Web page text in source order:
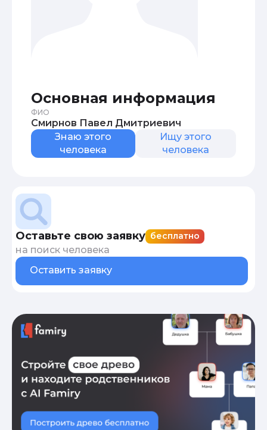
Основная информация
ФИО
Смирнов Павел Дмитриевич
Знаю этого
человека
Ищу этого
человека
Оставьте свою заявку бесплатно
на поиск человека
Оставить заявку